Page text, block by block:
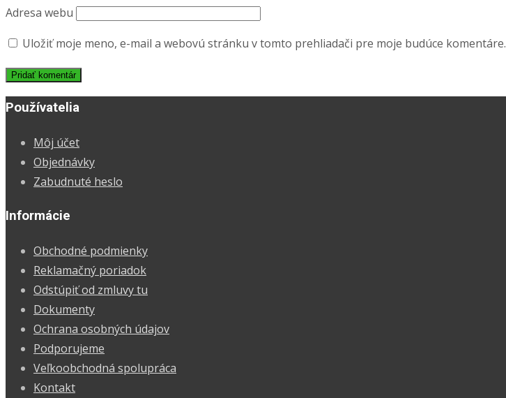
Adresa webu
Uložiť moje meno, e-mail a webovú stránku v tomto prehliadači pre moje budúce komentáre.
Používatelia
Môj účet
Objednávky
Zabudnuté heslo
Informácie
Obchodné podmienky
Reklamačný poriadok
Odstúpiť od zmluvy tu
Dokumenty
Ochrana osobných údajov
Podporujeme
Veľkoobchodná spolupráca
Kontakt